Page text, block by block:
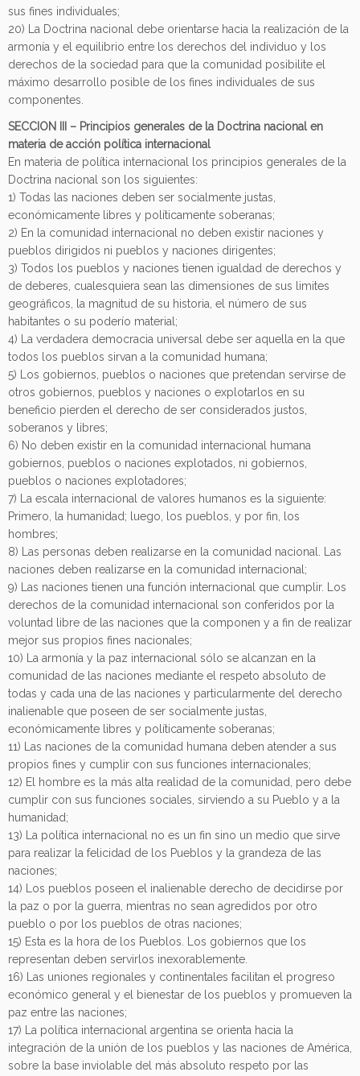
sus fines individuales;
20) La Doctrina nacional debe orientarse hacia la realización de la
armonía y el equilibrio entre los derechos del individuo y los
derechos de la sociedad para que la comunidad posibilite el
máximo desarrollo posible de los fines individuales de sus
componentes.
SECCION III – Principios generales de la Doctrina nacional en
materia de acción política internacional
En materia de política internacional los principios generales de la
Doctrina nacional son los siguientes:
1) Todas las naciones deben ser socialmente justas,
económicamente libres y políticamente soberanas;
2) En la comunidad internacional no deben existir naciones y
pueblos dirigidos ni pueblos y naciones dirigentes;
3) Todos los pueblos y naciones tienen igualdad de derechos y
de deberes, cualesquiera sean las dimensiones de sus limites
geográficos, la magnitud de su historia, el número de sus
habitantes o su poderío material;
4) La verdadera democracia universal debe ser aquella en la que
todos los pueblos sirvan a la comunidad humana;
5) Los gobiernos, pueblos o naciones que pretendan servirse de
otros gobiernos, pueblos y naciones o explotarlos en su
beneficio pierden el derecho de ser considerados justos,
soberanos y libres;
6) No deben existir en la comunidad internacional humana
gobiernos, pueblos o naciones explotados, ni gobiernos,
pueblos o naciones explotadores;
7) La escala internacional de valores humanos es la siguiente:
Primero, la humanidad; luego, los pueblos, y por fin, los
hombres;
8) Las personas deben realizarse en la comunidad nacional. Las
naciones deben realizarse en la comunidad internacional;
9) Las naciones tienen una función internacional que cumplir. Los
derechos de la comunidad internacional son conferidos por la
voluntad libre de las naciones que la componen y a fin de realizar
mejor sus propios fines nacionales;
10) La armonía y la paz internacional sólo se alcanzan en la
comunidad de las naciones mediante el respeto absoluto de
todas y cada una de las naciones y particularmente del derecho
inalienable que poseen de ser socialmente justas,
económicamente libres y políticamente soberanas;
11) Las naciones de la comunidad humana deben atender a sus
propios fines y cumplir con sus funciones internacionales;
12) El hombre es la más alta realidad de la comunidad, pero debe
cumplir con sus funciones sociales, sirviendo a su Pueblo y a la
humanidad;
13) La política internacional no es un fin sino un medio que sirve
para realizar la felicidad de los Pueblos y la grandeza de las
naciones;
14) Los pueblos poseen el inalienable derecho de decidirse por
la paz o por la guerra, mientras no sean agredidos por otro
pueblo o por los pueblos de otras naciones;
15) Esta es la hora de los Pueblos. Los gobiernos que los
representan deben servirlos inexorablemente.
16) Las uniones regionales y continentales facilitan el progreso
económico general y el bienestar de los pueblos y promueven la
paz entre las naciones;
17) La política internacional argentina se orienta hacia la
integración de la unión de los pueblos y las naciones de América,
sobre la base inviolable del más absoluto respeto por las